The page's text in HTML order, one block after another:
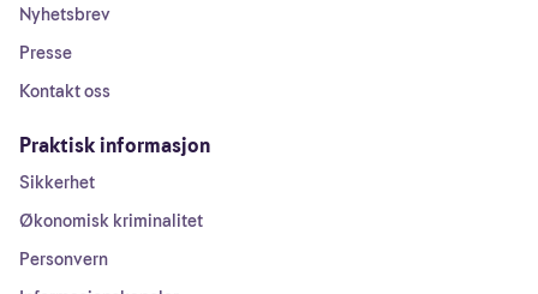
Nyhetsbrev
Presse
Kontakt oss
Praktisk informasjon
Sikkerhet
Økonomisk kriminalitet
Personvern